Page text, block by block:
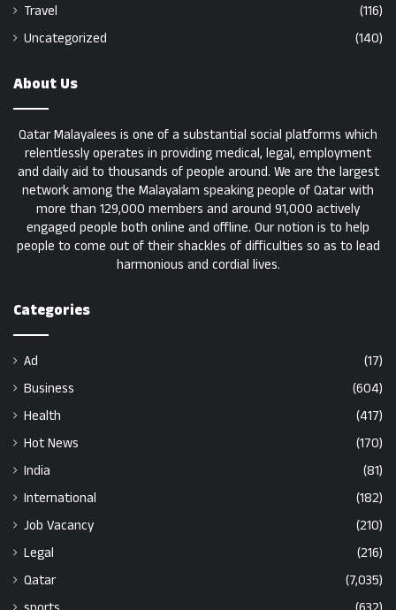
Travel
(116)
Uncategorized
(140)
About Us
Qatar Malayalees is one of a substantial social platforms which
relentlessly operates in providing medical, legal, employment
and daily aid to thousands of people around. We are the largest
network among the Malayalam speaking people of Qatar with
more than 129,000 members and around 91,000 actively
engaged people both online and offline. Our notion is to help
people to come out of their shackles of difficulties so as to lead
harmonious and cordial lives.
Categories
Ad
(17)
Business
(604)
Health
(417)
Hot News
(170)
India
(81)
International
(182)
Job Vacancy
(210)
Legal
(216)
Qatar
(7,035)